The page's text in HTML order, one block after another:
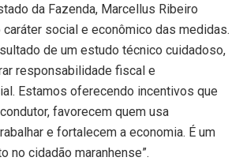
da Fazenda, Marcellus Ribeiro
social e econômico das medidas.
de um estudo técnico cuidadoso,
responsabilidade fiscal e
Estamos oferecendo incentivos que
favorecem quem usa
e fortalecem a economia. É um
no cidadão maranhense”.